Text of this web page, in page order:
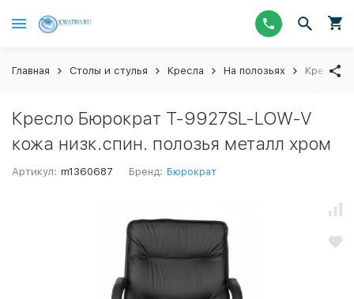
Главная Столы и стулья Кресла На полозьях Кресло
Кресло Бюрократ T-9927SL-LOW-V
кожа низк.спин. полозья металл хром
Артикул: m1360687 Бренд: Бюрократ